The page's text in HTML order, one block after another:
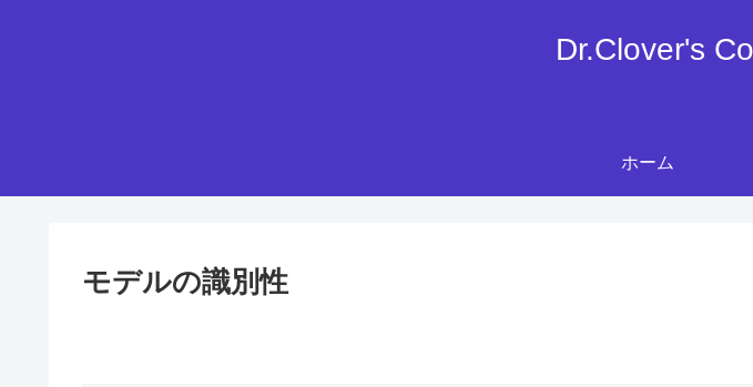
Dr.Clover's
ホーム
モデルの識別性